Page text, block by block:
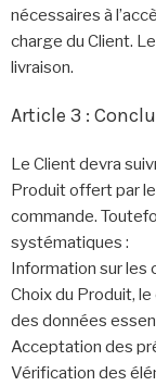
nécessaires à
charge du Client.
livraison.
Article 3 :
Le Client devra
Produit offert par
commande.
systématiques :
Information sur les
Choix du Produit,
des données
Acceptation des
Vérification des